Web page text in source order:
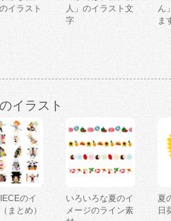
イラスト
人」のイラスト文
字
ん
ま
イラスト
のイ
まとめ）
いろいろな夏のイ
メージのライン素
夏
日